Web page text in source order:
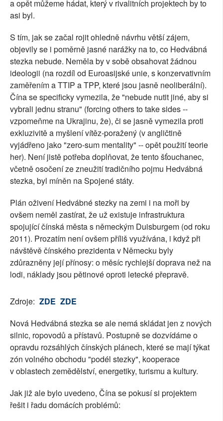
a opět můžeme hádat, který v rivalitních projektech by to
asi byl.
S tím, jak se začal rojit ohledně návrhu větší zájem,
objevily se i poměrně jasné narážky na to, co Hedvábná
stezka nebude. Neměla by v sobě obsahovat žádnou
ideologii (na rozdíl od Euroasijské unie, s konzervativním
zaměřením a TTIP a TPP, které jsou jasně neoliberální).
Čína se specificky vymezila, že "nebude nutit jiné, aby si
vybrali jednu stranu" (forcing others to take sides --
vzpomeňme na Ukrajinu, že), či se jasně vymezila proti
exkluzivitě a myšlení vítěz-poražený (v angličtině
vyjádřeno jako "zero-sum mentality" -- opět použití teorie
her). Není jistě potřeba doplňovat, že tento šťouchanec,
včetně osočení ze zneužití tradičního pojmu Hedvábná
stezka, byl míněn na Spojené státy.
Plán oživení Hedvábné stezky na zemi i na moři by
ovšem neměl zastírat, že už existuje infrastruktura
spojující čínská města s německým Duisburgem (od roku
2011). Prozatím není ovšem příliš využívána, i když při
návštěvě čínského prezidenta v Německu byly
zdůrazněny její přínosy: o měsíc rychlejší doprava než na
lodi, náklady jsou pětinové oproti letecké přepravě.
Zdroje: ZDE ZDE
Nová Hedvábná stezka se ale nemá skládat jen z nových
silnic, ropovodů a přístavů. Postupně se dozvídáme o
opravdu rozsáhlých čínských plánech, které se mají týkat
zón volného obchodu "podél stezky", kooperace
v oblastech zemědělství, energetiky, turismu a kultury.
Jak již ale bylo uvedeno, Čína se pokusí si projektem
řešit i řadu domácích problémů: